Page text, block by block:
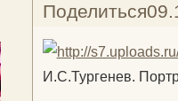
Поделиться
И.С.Тургенев.